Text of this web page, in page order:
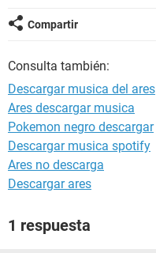
Compartir
Consulta también:
Descargar musica del ares
Ares descargar musica
Pokemon negro descargar
Descargar musica spotify
Ares no descarga
Descargar ares
1 respuesta